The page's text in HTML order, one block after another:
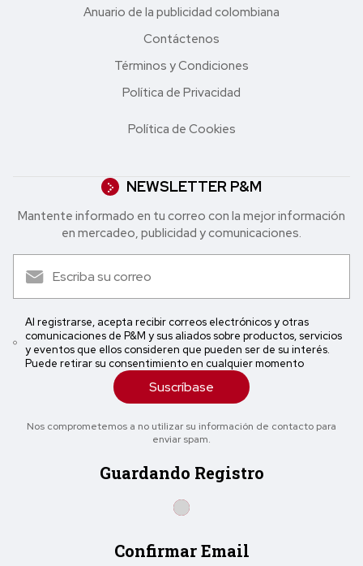
Anuario de la publicidad colombiana
Contáctenos
Términos y Condiciones
Política de Privacidad
Política de Cookies
NEWSLETTER P&M
Mantente informado en tu correo con la mejor in formación
en mercadeo, publicidad y comunicaciones.
Al registrarse, acepta recibir correos electrónicos y otras
comunicaciones de P&M y sus aliados sobre productos, servicios
y eventos que ellos consideren que pueden ser de su interés.
Puede retirar su consentimiento en cualquier momento
Suscríbase
Nos comprometemos a no utilizar su información de contacto para
enviar spam.
Guardando Registro
Confirmar Email